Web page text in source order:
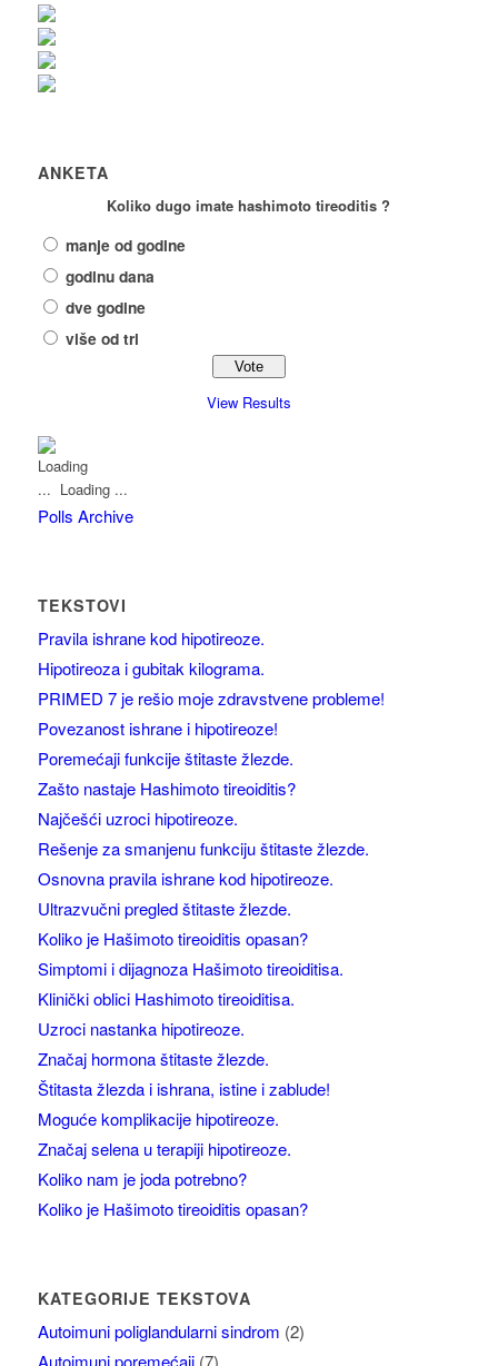
ANKETA
Koliko dugo imate hashimoto tireoditis ?
manje od godine
godinu dana
dve godine
više od tri
View Results
Loading ...
Polls Archive
TEKSTOVI
Pravila ishrane kod hipotireoze.
Hipotireoza i gubitak kilograma.
PRIMED 7 je rešio moje zdravstvene probleme!
Povezanost ishrane i hipotireoze!
Poremećaji funkcije štitaste žlezde.
Zašto nastaje Hashimoto tireoiditis?
Najčešći uzroci hipotireoze.
Rešenje za smanjenu funkciju štitaste žlezde.
Osnovna pravila ishrane kod hipotireoze.
Ultrazvučni pregled štitaste žlezde.
Koliko je Hašimoto tireoiditis opasan?
Simptomi i dijagnoza Hašimoto tireoiditisa.
Klinički oblici Hashimoto tireoiditisa.
Uzroci nastanka hipotireoze.
Značaj hormona štitaste žlezde.
Štitasta žlezda i ishrana, istine i zablude!
Moguće komplikacije hipotireoze.
Značaj selena u terapiji hipotireoze.
Koliko nam je joda potrebno?
Koliko je Hašimoto tireoiditis opasan?
KATEGORIJE TEKSTOVA
Autoimuni poliglandularni sindrom (2)
Autoimuni poremećaji(7)